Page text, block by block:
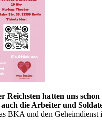
Reichsten hatten uns
auch die Arbeiter und
BKA und den